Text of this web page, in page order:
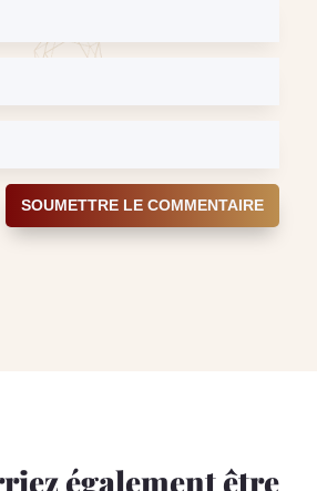
SOUMETTRE LE COMMENTAIRE
également être